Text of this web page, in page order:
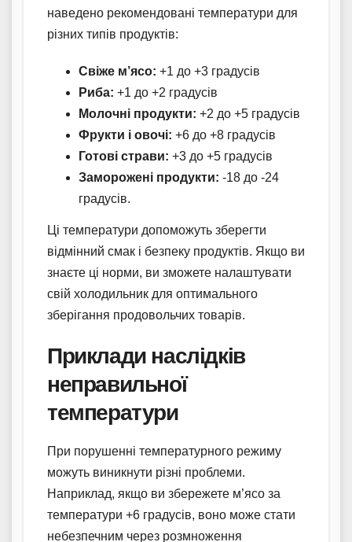
наведено рекомендовані температури для
різних типів продуктів:
Свіже м’ясо: +1 до +3 градусів
Риба: +1 до +2 градусів
Молочні продукти: +2 до +5 градусів
Фрукти і овочі: +6 до +8 градусів
Готові страви: +3 до +5 градусів
Заморожені продукти: -18 до -24
градусів.
Ці температури допоможуть зберегти
відмінний смак і безпеку продуктів. Якщо ви
знаєте ці норми, ви зможете налаштувати
свій холодильник для оптимального
зберігання продовольчих товарів.
Приклади наслідків
неправильної
температури
При порушенні температурного режиму
можуть виникнути різні проблеми.
Наприклад, якщо ви збережете м’ясо за
температури +6 градусів, воно може стати
небезпечним через розмноження